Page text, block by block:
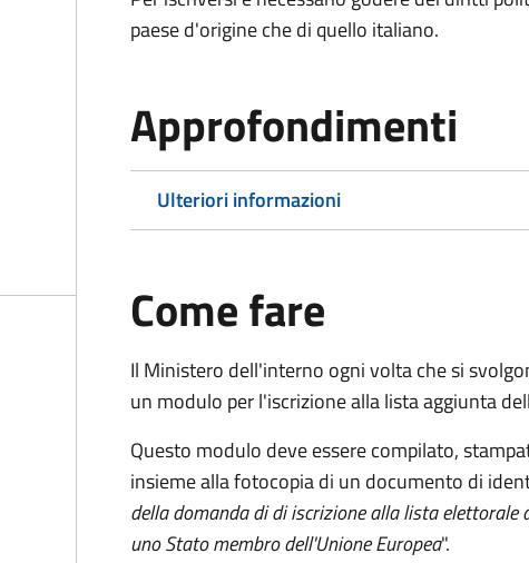
paese d'origine che di quello italiano.
Approfondimenti
Ulteriori informazioni
Come fare
Il Ministero dell'interno ogni volta che si
un modulo per l'iscrizione alla lista aggiunta
Questo modulo deve essere compilato,
insieme alla fotocopia di un documento di
della domanda di di iscrizione alla lista elettorale
uno Stato membro dell'Unione Europea".